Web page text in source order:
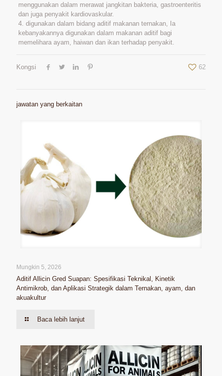
menggunakan dalam merawat jangkitan bakteria, gastroenteritis
dan juga penyakit kardiovaskular.
4. digunakan dalam bidang aditif makanan ternakan, Ia
kebanyakannya digunakan dalam makanan aditif bagi
memelihara ayam, haiwan dan ikan terhadap penyakit.
Kongsi 62
jawatan yang berkaitan
Mungkin 5, 2026
Aditif Allicin Gred Suapan: Spesifikasi Teknikal, Kinetik
Antimikrob, dan Aplikasi Strategik dalam Ternakan, ayam, dan
akuakultur
Baca lebih lanjut